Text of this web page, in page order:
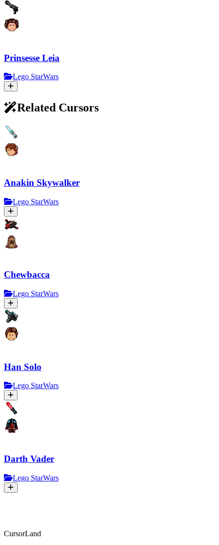
Prinsesse Leia
Lego StarWars
Related Cursors
Anakin Skywalker
Lego StarWars
Chewbacca
Lego StarWars
Han Solo
Lego StarWars
Darth Vader
Lego StarWars
CursorLand